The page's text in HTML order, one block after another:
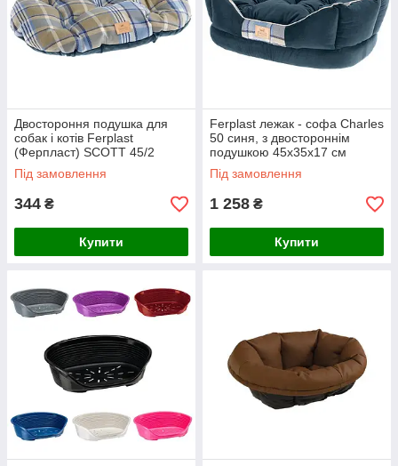
Двостороння подушка для
собак і котів Ferplast
(Ферпласт) SCOTT 45/2
Cushion Green, 43×30 см
Під замовлення
344 ₴
Купити
Ferplast лежак - софа Charles
50 синя, з двостороннім
подушкою 45х35х17 см
Під замовлення
1 258 ₴
Купити